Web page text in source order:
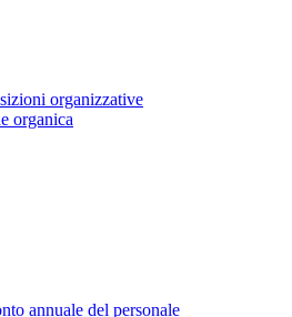
organizzative
organica
annuale del personale